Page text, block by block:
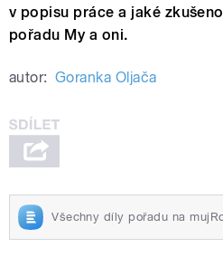
v popisu práce a jaké
pořadu My a oni.
autor: Goranka Oljača
Všechny díly pořadu na